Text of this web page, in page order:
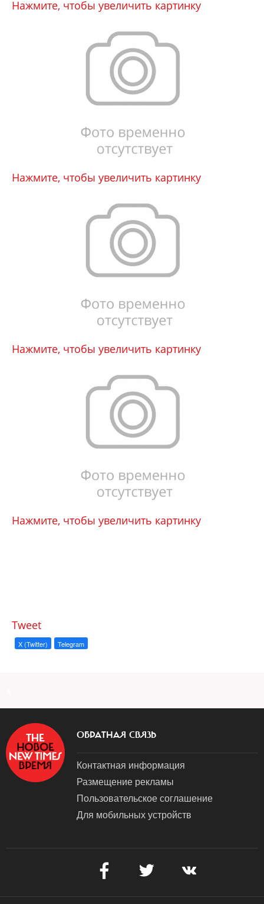
Нажмите, чтобы увеличить картинку
Нажмите, чтобы увеличить картинку
Нажмите, чтобы увеличить картинку
Нажмите, чтобы увеличить картинку
Tweet
X (Twitter) Telegram
ОБРАТНАЯ СВЯЗЬ
Контактная информация
Размещение рекламы
Пользовательское соглашение
Для мобильных устройств